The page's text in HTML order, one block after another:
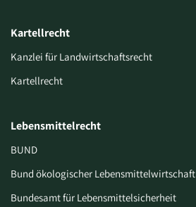
Kartellrecht
Kanzlei für Landwirtschaftsrecht
Kartellrecht
Lebensmittelrecht
BUND
Bund ökologischer Lebensmittelwirtschaft
Bundesamt für Lebensmittelsicherheit